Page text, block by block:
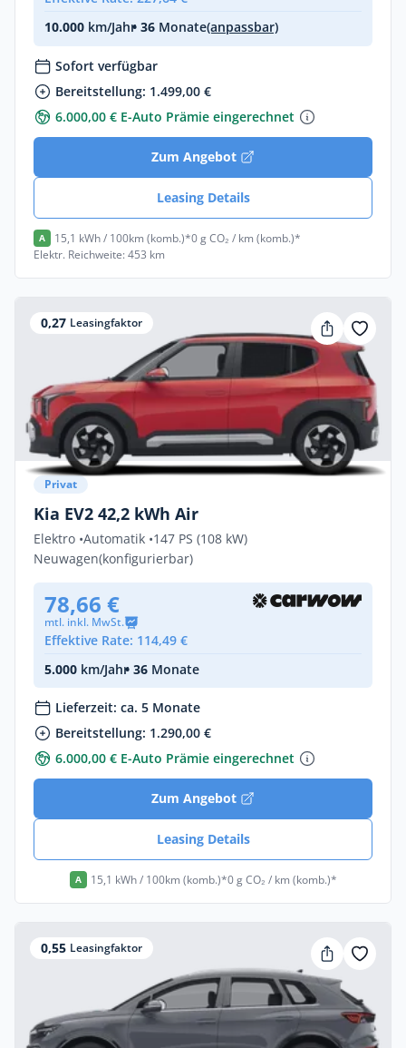
10.000 km/Jahr• 36 Monate(anpassbar)
Sofort verfügbar
Bereitstellung: 1.499,00 €
6.000,00 € E-Auto Prämie eingerechnet
Zum Angebot
Leasing Details
A 15,1 kWh / 100km (komb.)*0 g CO₂ / km (komb.)*
Elektr. Reichweite: 453 km
0,27 Leasingfaktor
Privat
Kia EV2 42,2 kWh Air
Elektro •Automatik •147 PS (108 kW)
Neuwagen(konfigurierbar)
78,66 €
mtl. inkl. MwSt.
Effektive Rate: 114,49 €
5.000 km/Jahr• 36 Monate
Lieferzeit: ca. 5 Monate
Bereitstellung: 1.290,00 €
6.000,00 € E-Auto Prämie eingerechnet
Zum Angebot
Leasing Details
A 15,1 kWh / 100km (komb.)*0 g CO₂ / km (komb.)*
0,55 Leasingfaktor